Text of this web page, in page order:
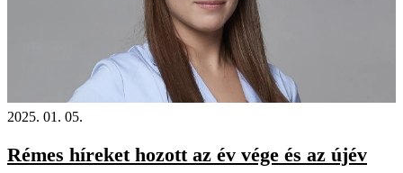
2025. 01. 05.
Rémes híreket hozott az év vége és az újév